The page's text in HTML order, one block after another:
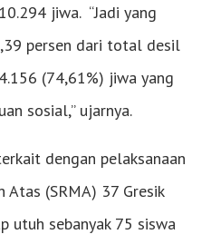
jiwa. “Jadi yang
persen dari total desil
(74,61%) jiwa yang
sosial,” ujarnya.
dengan pelaksanaan
Atas (SRMA) 37 Gresik
utuh sebanyak 75 siswa